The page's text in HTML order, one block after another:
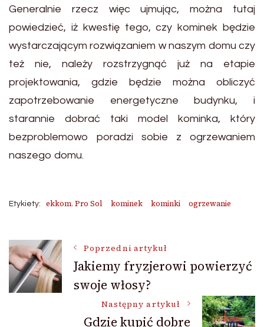
Generalnie rzecz więc ujmując, można tutaj
powiedzieć, iż kwestię tego, czy kominek będzie
wystarczającym rozwiązaniem w naszym domu czy
też nie, należy rozstrzygnąć już na etapie
projektowania, gdzie będzie można obliczyć
zapotrzebowanie energetyczne budynku, i
starannie dobrać taki model kominka, który
bezproblemowo poradzi sobie z ogrzewaniem
naszego domu.
Etykiety: ekkom. Pro Sol kominek kominki ogrzewanie
Nawigacja
wpisu
Poprzedni artykuł
Jakiemy fryzjerowi powierzyć
swoje włosy?
Następny artykuł
Gdzie kupić dobre